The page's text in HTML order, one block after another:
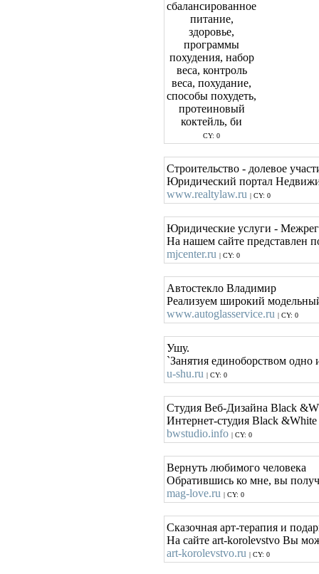
CY: 0
Строительство - долевое
Юридический портал
www.realtylaw.ru | CY: 0
Юридические услуги -
На нашем сайте представлен
mjcenter.ru | CY: 0
Автостекло Владимир
Реализуем широкий
www.autoglasservice.ru | CY: 0
Ушу.
`Занятия единоборством
u-shu.ru | CY: 0
Студия Веб-Дизайна Black
Интернет-студия Black
bwstudio.info | CY: 0
Вернуть любимого человека
Обратившись ко мне, вы
mag-love.ru | CY: 0
Сказочная арт-терапия и
На сайте art-korolevstvo Вы
art-korolevstvo.ru | CY: 0